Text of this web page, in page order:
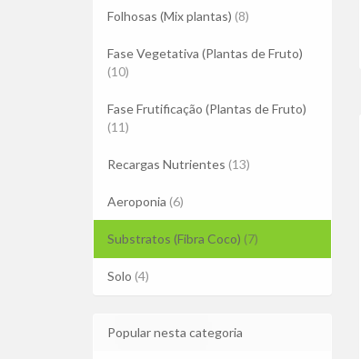
Folhosas (Mix plantas) (8)
Fase Vegetativa (Plantas de Fruto)
(10)
Fase Frutificação (Plantas de Fruto)
(11)
Recargas Nutrientes (13)
Aeroponia (6)
Substratos (Fibra Coco) (7)
Solo (4)
Popular nesta categoria